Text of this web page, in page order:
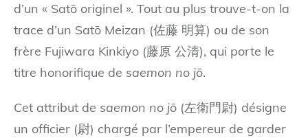
d’un « Satō originel ». Tout au plus trouve-t-on la
trace d’un Satō Meizan (佐藤 明算) ou de son
frère Fujiwara Kinkiyo (藤原 公清), qui porte le
titre honorifique de saemon no jō.
Cet attribut de saemon no jō (左衛門尉) désigne
un officier (尉) chargé par l’empereur de garder